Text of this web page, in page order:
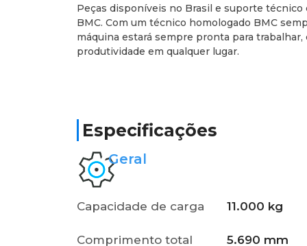
Peças disponíveis no Brasil e suporte
BMC. Com um técnico homologado BMC
máquina estará sempre pronta para
produtividade em qualquer lugar.
Especificações
Geral
Capacidade de carga 11.000 kg
Comprimento total 5.690 mm